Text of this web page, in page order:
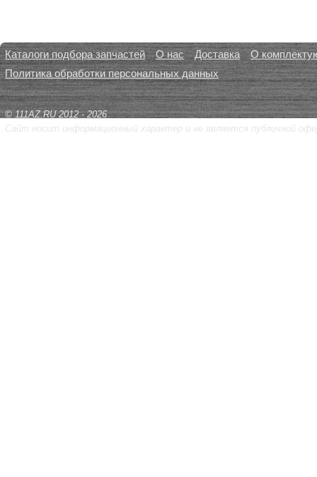
Каталоги подбора запчастей О нас Доставка
О
Политика обработки персональных данных
© 111AZ.RU 2012 - 2026
Сайт носит информационный характер и не является публичной